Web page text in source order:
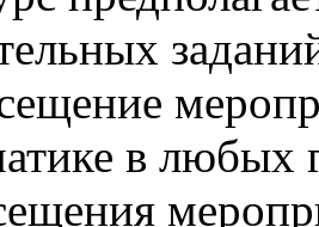
в любых